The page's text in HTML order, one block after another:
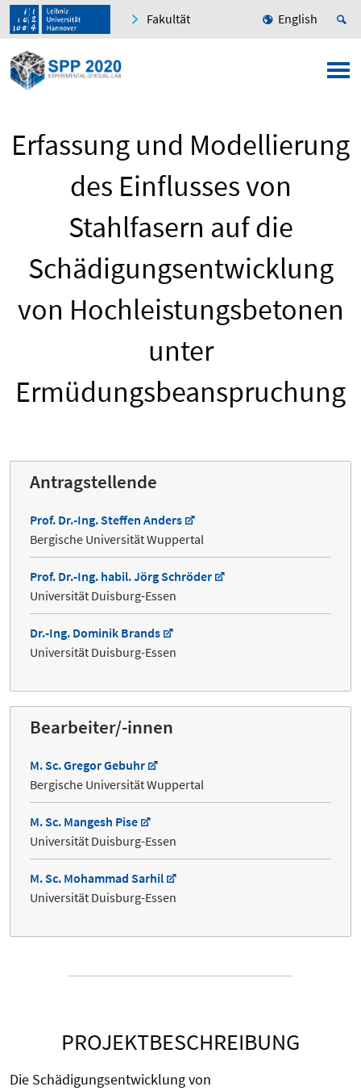
Fakultät English
Erfassung und Modellierung
des Einflusses von
Stahlfasern auf die
Schädigungsentwicklung
von Hochleistungsbetonen
unter
Ermüdungsbeanspruchung
Antragstellende
Prof. Dr.-Ing. Steffen Anders
Bergische Universität Wuppertal
Prof. Dr.-Ing. habil. Jörg Schröder
Universität Duisburg-Essen
Dr.-Ing. Dominik Brands
Universität Duisburg-Essen
Bearbeiter/-innen
M. Sc. Gregor Gebuhr
Bergische Universität Wuppertal
M. Sc. Mangesh Pise
Universität Duisburg-Essen
M. Sc. Mohammad Sarhil
Universität Duisburg-Essen
PROJEKTBESCHREIBUNG
Die Schädigungsentwicklung von